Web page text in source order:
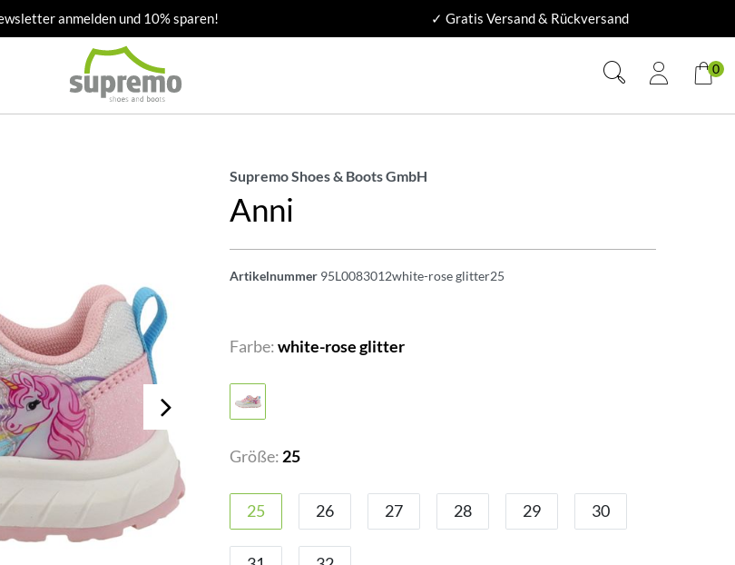
anmelden und 10% sparen! ✓ Gratis Versand & Rückversand
0
Supremo Shoes & Boots GmbH
Anni
Artikelnummer 95L0083012white-rose glitter25
Farbe:white-rose glitter
Größe: 25
25 26 27 28 29 30